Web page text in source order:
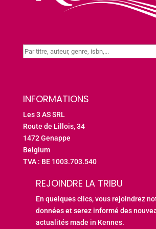
INFORMATIONS
Les 3 AS SRL
Route de Lillois, 34
1472 Genappe
Belgium
TVA : BE 1003.703.540
REJOINDRE LA TRIBU
En quelques clics, vous rejoindrez
données et serez informé des
actualités made in Kennes.